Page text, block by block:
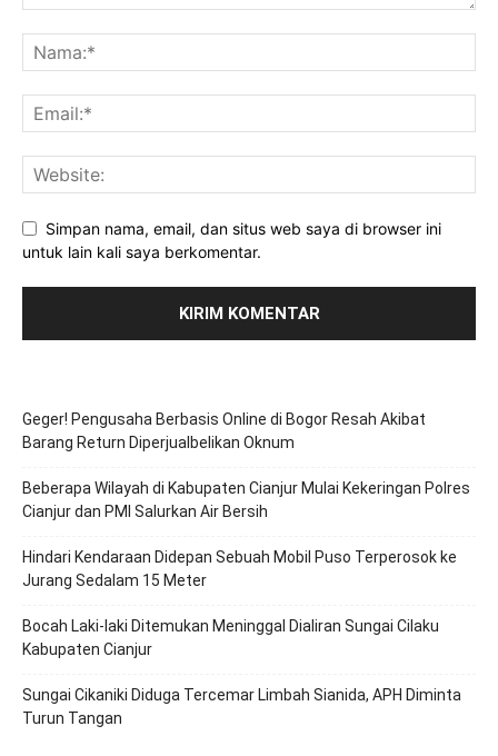
Simpan nama, email, dan situs web saya di browser ini
untuk lain kali saya berkomentar.
Geger! Pengusaha Berbasis Online di Bogor Resah Akibat
Barang Return Diperjualbelikan Oknum
Beberapa Wilayah di Kabupaten Cianjur Mulai Kekeringan Polres
Cianjur dan PMI Salurkan Air Bersih
Hindari Kendaraan Didepan Sebuah Mobil Puso Terperosok ke
Jurang Sedalam 15 Meter
Bocah Laki-laki Ditemukan Meninggal Dialiran Sungai Cilaku
Kabupaten Cianjur
Sungai Cikaniki Diduga Tercemar Limbah Sianida, APH Diminta
Turun Tangan